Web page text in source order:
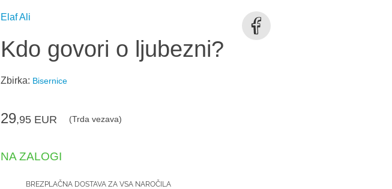
Elaf Ali
Kdo govori o ljubezni?
Zbirka: Bisernice
29,95 EUR (Trda vezava)
NA ZALOGI
BREZPLAČNA DOSTAVA ZA VSA NAROČILA